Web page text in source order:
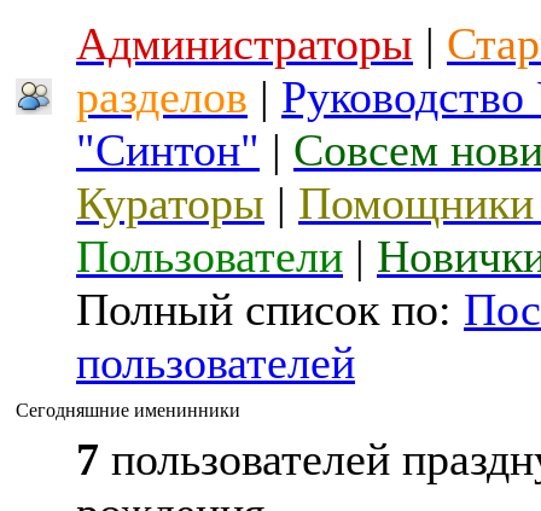
Администраторы |
разделов |
"Синтон" | Совсем
Кураторы | Помощники
Пользователи |
Полный список по:
пользователей
Сегодняшние именинники
7 пользователей